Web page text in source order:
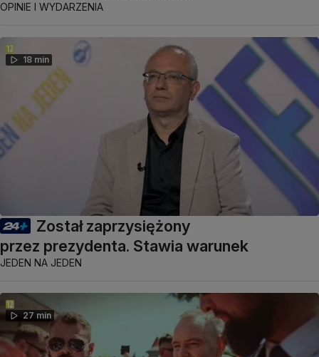
OPINIE I WYDARZENIA
18 min
Został zaprzysiężony
przez prezydenta. Stawia warunek
JEDEN NA JEDEN
27 min